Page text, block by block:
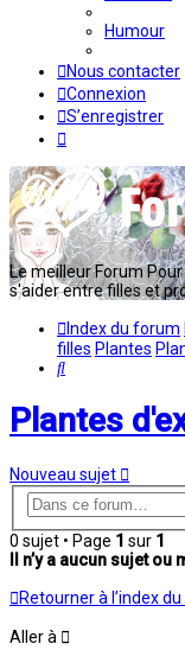
Humour
Nous contacter
Connexion
S’enregistrer
Le meilleur Forum
s'aider entre filles et
Index du forum
filles Plantes
Rechercher
Plantes
Nouveau sujet
0 sujet • Page 1 sur 1
Il n’y a aucun sujet
Retourner à l’index
Aller à